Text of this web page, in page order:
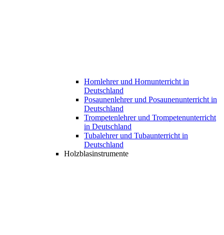
Hornlehrer und Hornunterricht in
Deutschland
Posaunenlehrer und Posaunenunterricht in
Deutschland
Trompetenlehrer und Trompetenunterricht
in Deutschland
Tubalehrer und Tubaunterricht in
Deutschland
Holzblasinstrumente